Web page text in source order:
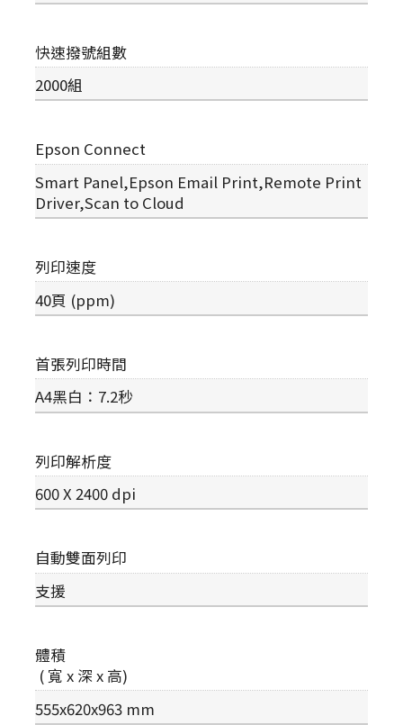
快速撥號組數
2000組
Epson Connect
Smart Panel,Epson Email Print,Remote Print
Driver,Scan to Cloud
列印速度
40頁 (ppm)
首張列印時間
A4黑白：7.2秒
列印解析度
600 X 2400 dpi
自動雙面列印
支援
體積
( 寬 x 深 x 高)
555x620x963 mm